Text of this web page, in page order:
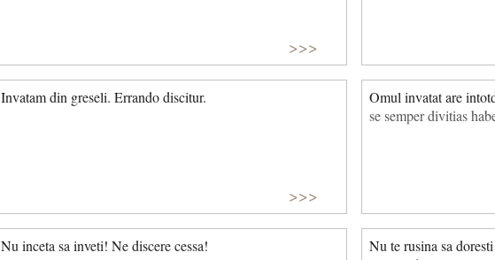
>>>
Invatam din greseli. Errando discitur.
>>>
Omul invatat are
se semper divitias
Nu inceta sa inveti! Ne discere cessa!
Nu te rusina sa